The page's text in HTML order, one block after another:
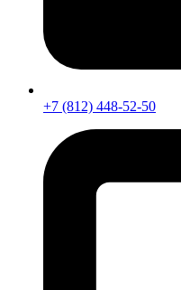
+7 (812) 448-52-50